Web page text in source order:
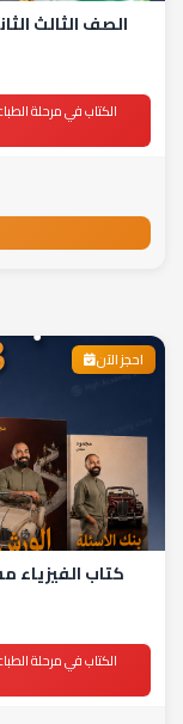
الصف الثالث
الكتاب في مرحلة
احجز الآن
كتاب
الكتاب في مرحلة